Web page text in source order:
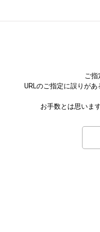
ご指
URLのご指定に誤りが
お手数とは思いま